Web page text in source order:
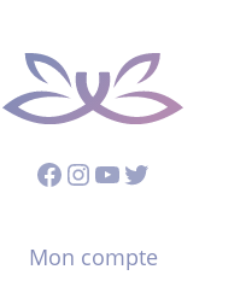
Facebook
Instagram
YouTube
Twitter
Mon compte